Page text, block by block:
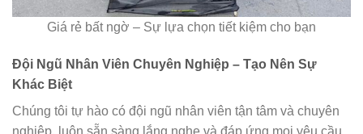
Giá rẻ bất ngờ – Sự lựa chọn tiết kiệm cho bạn
Đội Ngũ Nhân Viên Chuyên Nghiệp – Tạo Nên Sự
Khác Biệt
Chúng tôi tự hào có đội ngũ nhân viên tận tâm và chuyên
nghiệp, luôn sẵn sàng lắng nghe và đáp ứng mọi yêu cầu